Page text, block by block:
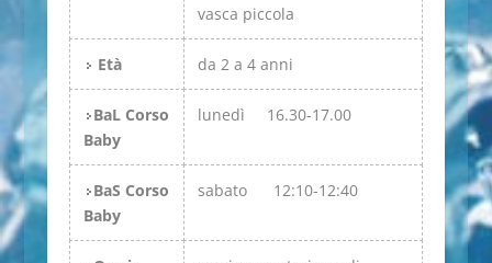
vasca piccola
Età da 2 a 4 anni
BaL Corso
Baby
lunedì 16.30-17.00
BaS Corso
Baby
sabato 12:10-12:40